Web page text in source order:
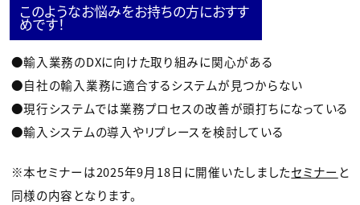
このようなお悩みをお持ちの方におすす
めです！
●輸入業務のDXに向けた取り組みに関心がある
●自社の輸入業務に適合するシステムが見つからない
●現行システムでは業務プロセスの改善が頭打ちになっている
●輸入システムの導入やリプレースを検討している
※本セミナーは2025年9月18日に開催いたしましたセミナー と
同様の内容となります。